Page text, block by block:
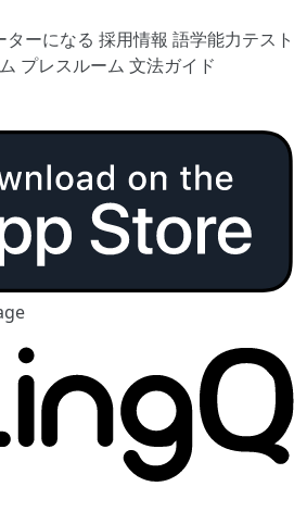
ターになる 採用情報 語学能力テスト
プレスルーム 文法ガイド